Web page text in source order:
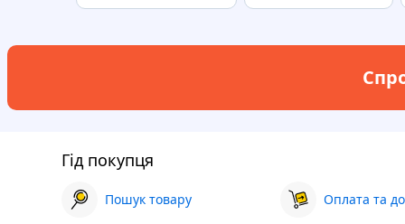
Гід покупця
Пошук товару Оплата та